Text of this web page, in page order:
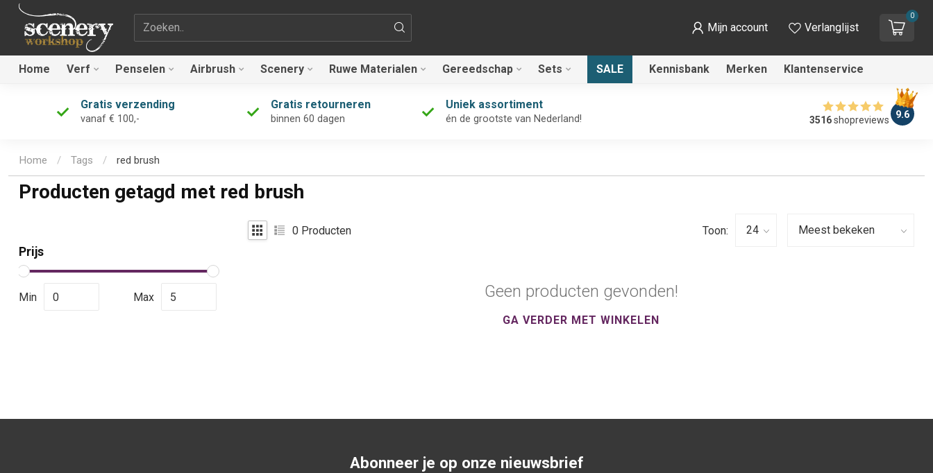
Zoekterm Mijn account Verlanglijst
0
Home Verf Penselen Airbrush Scenery Ruwe Materialen Gereedschap Sets SALE Kennisbank Merken Klantenservice
Gratis verzending
vanaf € 100,-
Gratis retourneren
binnen 60 dagen
Uniek assortiment
én de grootste van Nederland! 3516shopreviews 9.6
Home / Tags / red brush
Producten getagd met red brush
Prijs
Min Max
0 Producten Toon:
Geen producten gevonden!
GA VERDER MET WINKELEN
Abonneer je op onze nieuwsbrief